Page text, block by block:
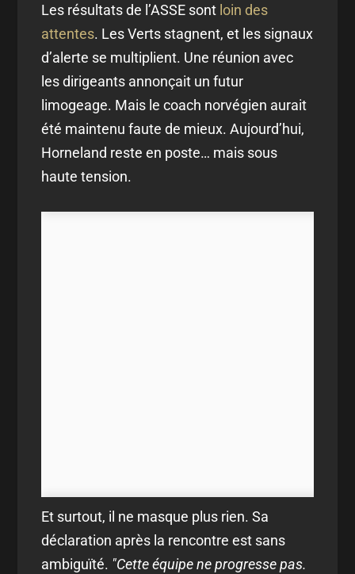
Les résultats de l’ASSE sont loin des
attentes. Les Verts stagnent, et les signaux
d’alerte se multiplient. Une réunion avec
les dirigeants annonçait un futur
limogeage. Mais le coach norvégien aurait
été maintenu faute de mieux. Aujourd’hui,
Horneland reste en poste… mais sous
haute tension.
Et surtout, il ne masque plus rien. Sa
déclaration après la rencontre est sans
ambiguïté. "Cette équipe ne progresse pas.